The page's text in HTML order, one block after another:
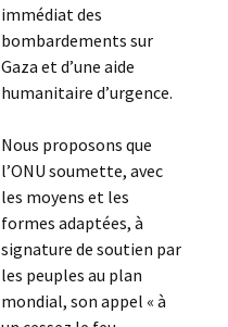
immédiat des
bombardements sur
Gaza et d’une aide
humanitaire d’urgence.
Nous proposons que
l’ONU soumette, avec
les moyens et les
formes adaptées, à
signature de soutien par
les peuples au plan
mondial, son appel « à